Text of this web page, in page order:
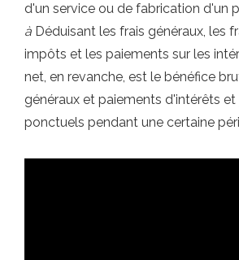
d'un service ou de fabrication d'un
à Déduisant les frais généraux, les
impôts et les paiements sur les
net, en revanche, est le bénéfice
généraux et paiements d'intérêts et
ponctuels pendant une certaine